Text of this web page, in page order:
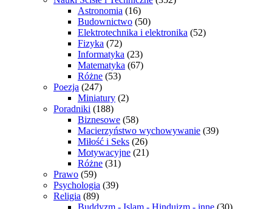
Astronomia (16)
Budownictwo (50)
Elektrotechnika i elektronika (52)
Fizyka (72)
Informatyka (23)
Matematyka (67)
Różne (53)
Poezja (247)
Miniatury (2)
Poradniki (188)
Biznesowe (58)
Macierzyństwo wychowywanie (39)
Miłość i Seks (26)
Motywacyjne (21)
Różne (31)
Prawo (59)
Psychologia (39)
Religia (89)
Buddyzm - Islam - Hinduizm - inne (30)